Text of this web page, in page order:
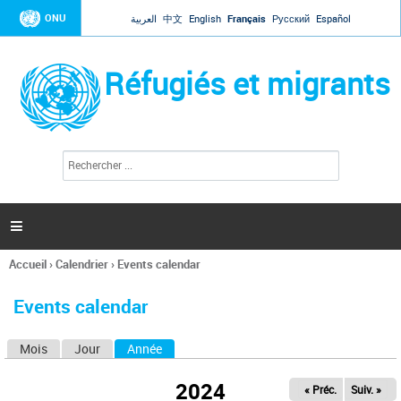
Jump to navigation
ONU العربية 中文 English Français Русский Español
Réfugiés et migrants
l
c
h
e

Vous
ici
Accueil›Calendrier› Events calendar
Events calendar
Mois Jour Année
2024 « Préc. Suiv. »